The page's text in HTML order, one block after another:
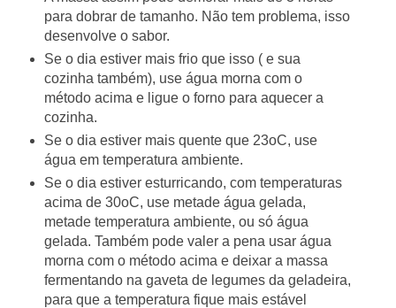
para dobrar de tamanho. Não tem problema, isso
desenvolve o sabor.
Se o dia estiver mais frio que isso ( e sua
cozinha também), use água morna com o
método acima e ligue o forno para aquecer a
cozinha.
Se o dia estiver mais quente que 23oC, use
água em temperatura ambiente.
Se o dia estiver esturricando, com temperaturas
acima de 30oC, use metade água gelada,
metade temperatura ambiente, ou só água
gelada. Também pode valer a pena usar água
morna com o método acima e deixar a massa
fermentando na gaveta de legumes da geladeira,
para que a temperatura fique mais estável